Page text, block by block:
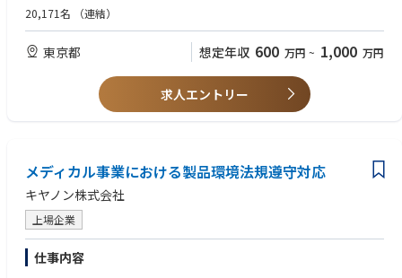
• 修士号または博士号
• プロジェクトマネジメントの資格または豊富な実務経験
• 業界カンファレンスやウェビナーへの積極的な参加意欲と自己啓発への
• シニアメンバーや管理職からメンタリングを積極的に受け、個人の成長
を継続的に追求できること
≪入社後のキャリアパス≫
・第一三共グループのグローバル製品品質保証に最も重要な製造所管理を
推進・統括する中核的人材へと育成する。又は、第一三共グループのQMS
・当人の適性を踏まえ、品質保証分野（及び関連分野）の幅広い業務経験
によりキャリアを形成し、幹部職への登用を視野に入れた育成を行う。
＜歓迎＞
・国内外当局によるGMP査察対応経験
・新製品の国内外申請業務（CMC領域）の経験
・QMSのグローバル調和推進の経験
・プロジェクトマネジメント能力
20,171名 （連結）
東京都 想定年収 600 万円 ~ 1,000 万円
求人エントリー
メディカル事業における製品環境法規遵守対応
キヤノン株式会社
上場企業
仕事内容